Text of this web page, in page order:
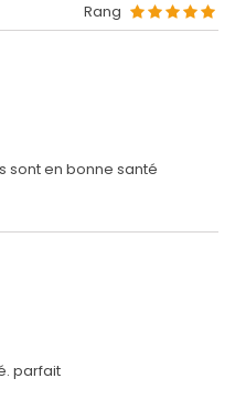
Rang
sont en bonne santé
parfait